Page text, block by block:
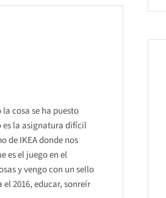
cosa se ha puesto
es la asignatura difícil
de IKEA donde nos
es el juego en el
y vengo con un sello
2016, educar, sonreír